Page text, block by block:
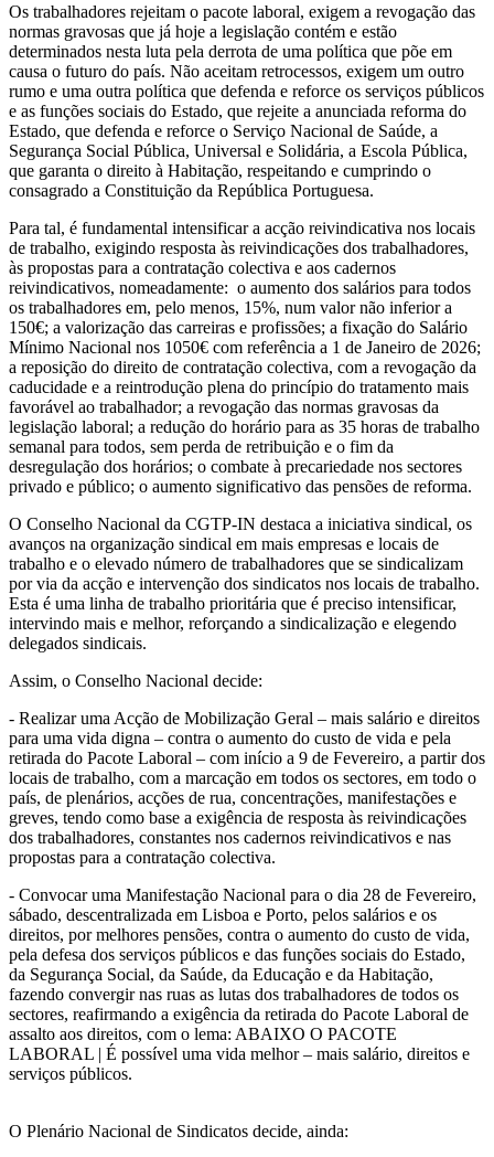
Os trabalhadores rejeitam o pacote laboral, exigem a revogação das
normas gravosas que já hoje a legislação contém e estão
determinados nesta luta pela derrota de uma política que põe em
causa o futuro do país. Não aceitam retrocessos, exigem um outro
rumo e uma outra política que defenda e reforce os serviços públicos
e as funções sociais do Estado, que rejeite a anunciada reforma do
Estado, que defenda e reforce o Serviço Nacional de Saúde, a
Segurança Social Pública, Universal e Solidária, a Escola Pública,
que garanta o direito à Habitação, respeitando e cumprindo o
consagrado a Constituição da República Portuguesa.
Para tal, é fundamental intensificar a acção reivindicativa nos locais
de trabalho, exigindo resposta às reivindicações dos trabalhadores,
às propostas para a contratação colectiva e aos cadernos
reivindicativos, nomeadamente: o aumento dos salários para todos
os trabalhadores em, pelo menos, 15%, num valor não inferior a
150€; a valorização das carreiras e profissões; a fixação do Salário
Mínimo Nacional nos 1050€ com referência a 1 de Janeiro de 2026;
a reposição do direito de contratação colectiva, com a revogação da
caducidade e a reintrodução plena do princípio do tratamento mais
favorável ao trabalhador; a revogação das normas gravosas da
legislação laboral; a redução do horário para as 35 horas de trabalho
semanal para todos, sem perda de retribuição e o fim da
desregulação dos horários; o combate à precariedade nos sectores
privado e público; o aumento significativo das pensões de reforma.
O Conselho Nacional da CGTP-IN destaca a iniciativa sindical, os
avanços na organização sindical em mais empresas e locais de
trabalho e o elevado número de trabalhadores que se sindicalizam
por via da acção e intervenção dos sindicatos nos locais de trabalho.
Esta é uma linha de trabalho prioritária que é preciso intensificar,
intervindo mais e melhor, reforçando a sindicalização e elegendo
delegados sindicais.
Assim, o Conselho Nacional decide:
- Realizar uma Acção de Mobilização Geral – mais salário e direitos
para uma vida digna – contra o aumento do custo de vida e pela
retirada do Pacote Laboral – com início a 9 de Fevereiro, a partir dos
locais de trabalho, com a marcação em todos os sectores, em todo o
país, de plenários, acções de rua, concentrações, manifestações e
greves, tendo como base a exigência de resposta às reivindicações
dos trabalhadores, constantes nos cadernos reivindicativos e nas
propostas para a contratação colectiva.
- Convocar uma Manifestação Nacional para o dia 28 de Fevereiro,
sábado, descentralizada em Lisboa e Porto, pelos salários e os
direitos, por melhores pensões, contra o aumento do custo de vida,
pela defesa dos serviços públicos e das funções sociais do Estado,
da Segurança Social, da Saúde, da Educação e da Habitação,
fazendo convergir nas ruas as lutas dos trabalhadores de todos os
sectores, reafirmando a exigência da retirada do Pacote Laboral de
assalto aos direitos, com o lema: ABAIXO O PACOTE
LABORAL | É possível uma vida melhor – mais salário, direitos e
serviços públicos.
O Plenário Nacional de Sindicatos decide, ainda: